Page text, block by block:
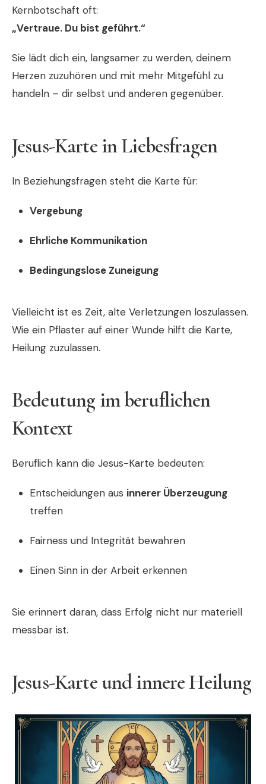
Kernbotschaft oft:
„Vertraue. Du bist geführt.“
Sie lädt dich ein, langsamer zu werden, deinem
Herzen zuzuhören und mit mehr Mitgefühl zu
handeln – dir selbst und anderen gegenüber.
Jesus-Karte in Liebesfragen
In Beziehungsfragen steht die Karte für:
Vergebung
Ehrliche Kommunikation
Bedingungslose Zuneigung
Vielleicht ist es Zeit, alte Verletzungen loszulassen.
Wie ein Pflaster auf einer Wunde hilft die Karte,
Heilung zuzulassen.
Bedeutung im beruflichen
Kontext
Beruflich kann die Jesus-Karte bedeuten:
Entscheidungen aus innerer Überzeugung
treffen
Fairness und Integrität bewahren
Einen Sinn in der Arbeit erkennen
Sie erinnert daran, dass Erfolg nicht nur materiell
messbar ist.
Jesus-Karte und innere Heilung